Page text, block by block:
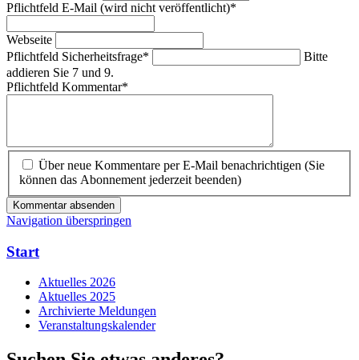
Pflichtfeld E-Mail (wird nicht veröffentlicht)*
Webseite
Pflichtfeld Sicherheitsfrage*
Bitte
addieren Sie 7 und 9.
Pflichtfeld Kommentar*
Über neue Kommentare per E-Mail benachrichtigen (Sie
können das Abonnement jederzeit beenden)
Kommentar absenden
Navigation überspringen
Start
Aktuelles 2026
Aktuelles 2025
Archivierte Meldungen
Veranstaltungskalender